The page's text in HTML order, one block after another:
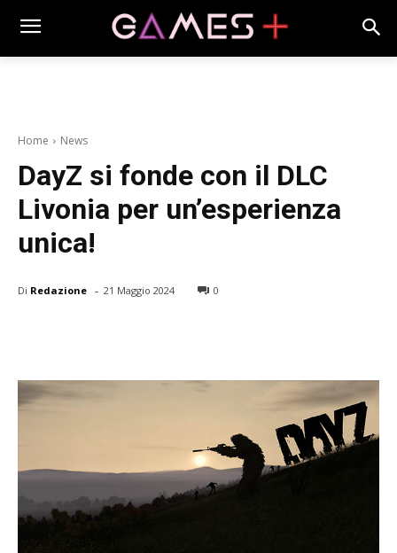
Home News
DayZ si fonde con il DLC
Livonia per un’esperienza
unica!
Di Redazione - 21 Maggio 2024 0